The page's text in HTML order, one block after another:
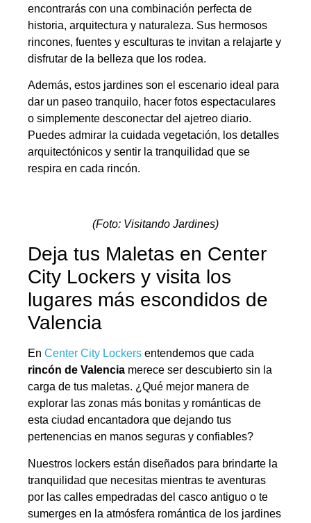
encontrarás con una combinación perfecta de
historia, arquitectura y naturaleza. Sus hermosos
rincones, fuentes y esculturas te invitan a relajarte y
disfrutar de la belleza que los rodea.
Además, estos jardines son el escenario ideal para
dar un paseo tranquilo, hacer fotos espectaculares
o simplemente desconectar del ajetreo diario.
Puedes admirar la cuidada vegetación, los detalles
arquitectónicos y sentir la tranquilidad que se
respira en cada rincón.
(Foto: Visitando Jardines)
Deja tus Maletas en Center
City Lockers y visita los
lugares más escondidos de
Valencia
En Center City Lockers entendemos que cada
rincón de Valencia merece ser descubierto sin la
carga de tus maletas. ¿Qué mejor manera de
explorar las zonas más bonitas y románticas de
esta ciudad encantadora que dejando tus
pertenencias en manos seguras y confiables?
Nuestros lockers están diseñados para brindarte la
tranquilidad que necesitas mientras te aventuras
por las calles empedradas del casco antiguo o te
sumerges en la atmósfera romántica de los jardines